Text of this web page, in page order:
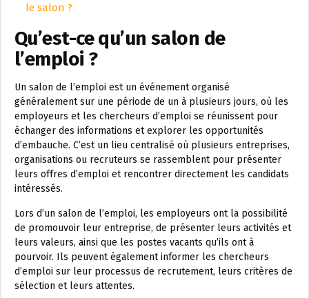
le salon ?
Qu’est-ce qu’un salon de
l’emploi ?
Un salon de l’emploi est un événement organisé
généralement sur une période de un à plusieurs jours, où les
employeurs et les chercheurs d’emploi se réunissent pour
échanger des informations et explorer les opportunités
d’embauche. C’est un lieu centralisé où plusieurs entreprises,
organisations ou recruteurs se rassemblent pour présenter
leurs offres d’emploi et rencontrer directement les candidats
intéressés.
Lors d’un salon de l’emploi, les employeurs ont la possibilité
de promouvoir leur entreprise, de présenter leurs activités et
leurs valeurs, ainsi que les postes vacants qu’ils ont à
pourvoir. Ils peuvent également informer les chercheurs
d’emploi sur leur processus de recrutement, leurs critères de
sélection et leurs attentes.